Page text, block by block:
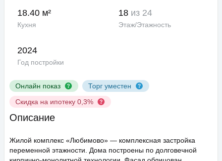
Онлайн показ
Торг уместен
Скидка на ипотеку 0,3%
18.40 м²
Кухня
18 из 24
Этаж/Этажность
2024
Год постройки
Описание
Жилой комплекс «Любимово» — комплексная застройка
переменной этажности. Дома построены по долговечной